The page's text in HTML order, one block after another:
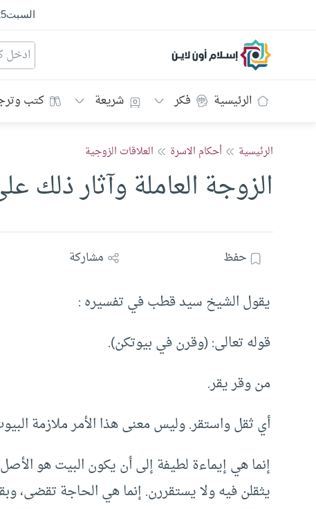
السبت
إسلام أون لاين
الرئيسية فكر شريعة كتب
الرئيسية أحكام الاسرة العلاقات الزوجية
الزوجة العاملة وآثار ذلك
حفظ مشاركة
يقول الشيخ سيد قطب في تفسيره :
قوله تعالى: (وقرن في بيوتكن).
من وقر يقر.
أي ثقل واستقر. وليس معنى هذا الأمر ملازمة
إنما هي إيماءة لطيفة إلى أن يكون البيت هو
يثقلن فيه ولا يستقررن. إنما هي الحاجة تقضى،